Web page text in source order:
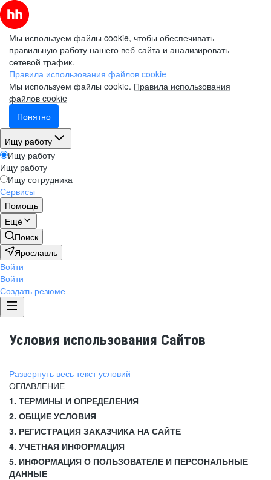
Мы используем файлы cookie, чтобы обеспечивать
правильную работу нашего веб-сайта и анализировать
сетевой трафик.
Правила использования файлов cookie
Мы используем файлы cookie. Правила использования
файлов cookie
Понятно
Ищу работу
Ищу работу
Ищу работу
Ищу сотрудника
Сервисы
Помощь
Ещё
Поиск
Ярославль
Войти
Войти
Создать резюме
Условия использования Сайтов
Развернуть весь текст условий
ОГЛАВЛЕНИЕ
1. ТЕРМИНЫ И ОПРЕДЕЛЕНИЯ
2. ОБЩИЕ УСЛОВИЯ
3. РЕГИСТРАЦИЯ ЗАКАЗЧИКА НА САЙТЕ
4. УЧЕТНАЯ ИНФОРМАЦИЯ
5. ИНФОРМАЦИЯ О ПОЛЬЗОВАТЕЛЕ И ПЕРСОНАЛЬНЫЕ
ДАННЫЕ